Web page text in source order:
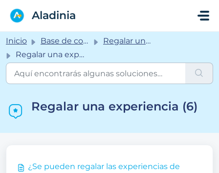
Aladinia
Inicio Base de conocimientos
Regalar una experiencia
Regalar una experiencia
Regalar una experiencia (6)
¿Se pueden regalar las experiencias de